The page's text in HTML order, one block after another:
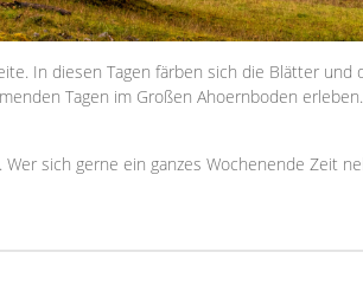
In diesen Tagen färben sich die Blätter
Tagen im Großen Ahoernboden
. Wer sich gerne ein ganzes Wochenende Zeit